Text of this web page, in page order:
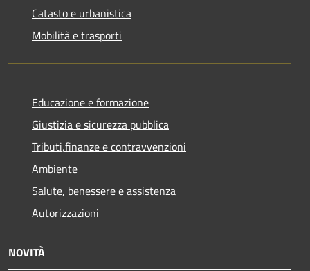
Catasto e urbanistica
Mobilità e trasporti
Educazione e formazione
Giustizia e sicurezza pubblica
Tributi,finanze e contravvenzioni
Ambiente
Salute, benessere e assistenza
Autorizzazioni
NOVITÀ